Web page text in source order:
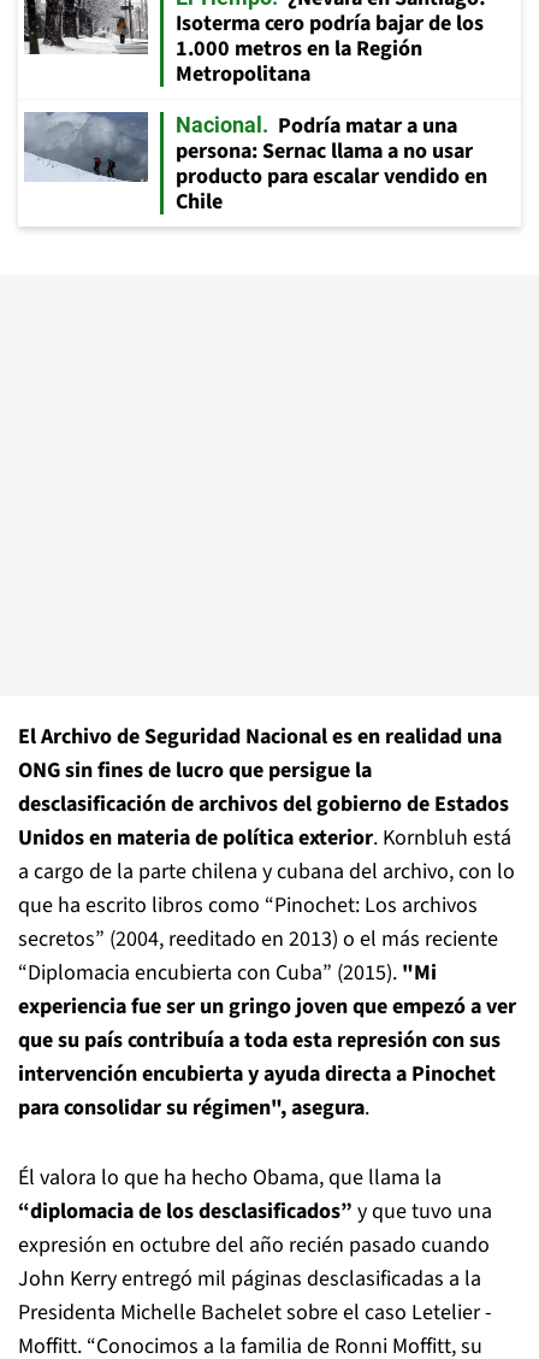
Isoterma cero podría bajar de los
1.000 metros en la Región
Metropolitana
Nacional
Podría matar a una
persona: Sernac llama a no usar
producto para escalar vendido en
Chile
El Archivo de Seguridad Nacional es en realidad una
ONG sin fines de lucro que persigue la
desclasificación de archivos del gobierno de Estados
Unidos en materia de política exterior. Kornbluh está
a cargo de la parte chilena y cubana del archivo, con lo
que ha escrito libros como “Pinochet: Los archivos
secretos” (2004, reeditado en 2013) o el más reciente
“Diplomacia encubierta con Cuba” (2015). "Mi
experiencia fue ser un gringo joven que empezó a ver
que su país contribuía a toda esta represión con sus
intervención encubierta y ayuda directa a Pinochet
para consolidar su régimen", asegura.
Él valora lo que ha hecho Obama, que llama la
“diplomacia de los desclasificados” y que tuvo una
expresión en octubre del año recién pasado cuando
John Kerry entregó mil páginas desclasificadas a la
Presidenta Michelle Bachelet sobre el caso Letelier -
Moffitt. “Conocimos a la familia de Ronni Moffitt, su